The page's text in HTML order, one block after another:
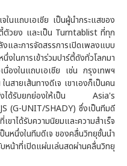
ในแถบเอเชีย เป็นผู้นำกระแสของ
ตัวยง และเป็น Turntablist ที่ทุก
ละการจัดสรรการเปิดเพลงแบบ
ในการเข้าร่วมปาร์ตี้ดังทั่วโลกมา
นื่องในแถบเอเชีย เช่น กรุงเทพฯ
สายเส้นทางดีเจ เขาเองก็เป็นคน
ด้รับยกย่องให้เป็น Asia's
(G-UNIT/SHADY) ซึ่งเป็นทีมดี
ขาได้รับความนิยมและความสำเร็จ
ป็นหนึ่งในทีมดีเจ ของคลื่นวิทยุชั้นนำ
หน้าที่เปิดแผ่นเล่นสดผ่านคลื่นวิทยุ